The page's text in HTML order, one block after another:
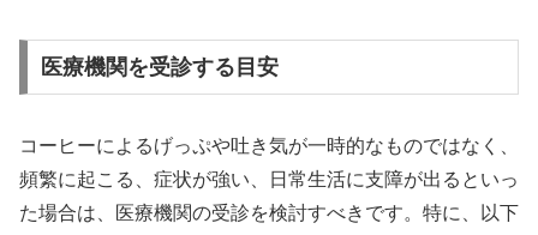
医療機関を受診する目安
コーヒーによるげっぷや吐き気が一時的なものではなく、
頻繁に起こる、症状が強い、日常生活に支障が出るといっ
た場合は、医療機関の受診を検討すべきです。特に、以下